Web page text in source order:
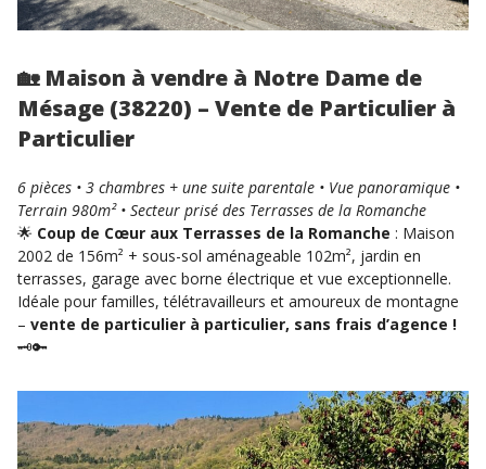
🏡 Maison à vendre à Notre Dame de
Mésage (38220) – Vente de Particulier à
Particulier
6 pièces • 3 chambres + une suite parentale • Vue panoramique •
Terrain 980m² • Secteur prisé des Terrasses de la Romanche
🌟 Coup de Cœur aux Terrasses de la Romanche : Maison
2002 de 156m² + sous-sol aménageable 102m², jardin en
terrasses, garage avec borne électrique et vue exceptionnelle.
Idéale pour familles, télétravailleurs et amoureux de montagne
– vente de particulier à particulier, sans frais d’agence !
🗝️🔑